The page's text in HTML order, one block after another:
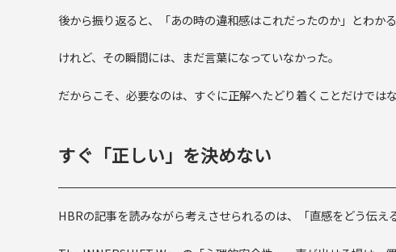
後から振り返ると、「あの時の違和感はこれだったのか」とわかる
けれど、その瞬間には、まだ言葉になっていなかった。
だからこそ、必要なのは、すぐに正解へたどり着くことだけでは
すぐ「正しい」を決めない
HBRの記事を読みながら考えさせられるのは、「直感をどう伝え